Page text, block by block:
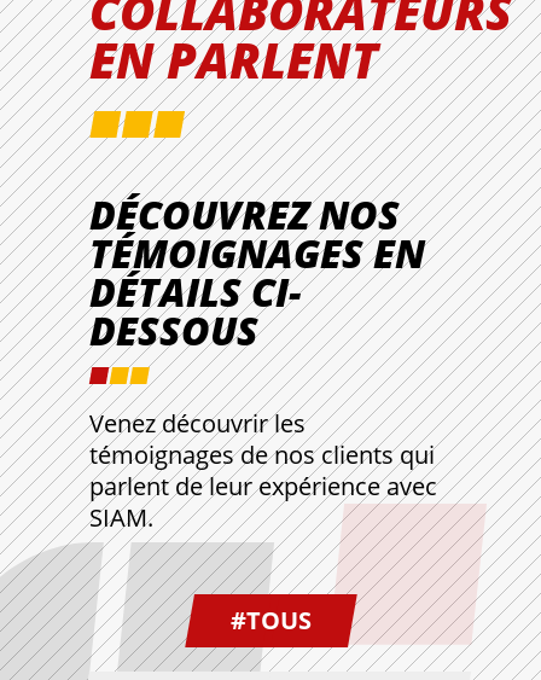
EN PARLENT
DÉCOUVREZ NOS
TÉMOIGNAGES EN
DÉTAILS CI-
DESSOUS
Venez découvrir les
témoignages de nos clients qui
parlent de leur expérience avec
SIAM.
#TOUS